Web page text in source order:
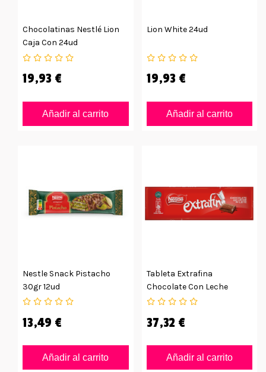
Chocolatinas Nestlé Lion
Caja Con 24ud
19,93 €
Añadir al carrito
Lion White 24ud
19,93 €
Añadir al carrito
Nestle Snack Pistacho
30gr 12ud
13,49 €
Añadir al carrito
Tableta Extrafina
Chocolate Con Leche
50grs Caja Con 30uds
37,32 €
Añadir al carrito